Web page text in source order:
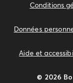
Conditions
Données
Aide et
© 2026